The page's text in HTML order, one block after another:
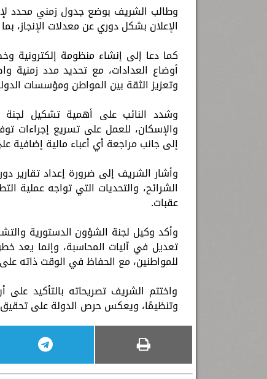
وطالب الشريف بوضع جدول زمني محدد
الإعلان بشكل دوري عن معدلات الإنجاز،
كما دعا إلى إنشاء منظومة
أوضاع العدادات، مع تحديد مدد
وتعزيز الثقة بين المواطن ومؤسسات
وشدد النائب على أهمية تشكيل لجنة
والإسكان، للعمل على تسريع إجراءات
إلى جانب مراجعة أي أعباء مالية إضافية
وأشار الشريف إلى ضرورة إعداد تقارير
الشرائح، والتحديات التي تواجه عملية
عقبات.
وأكد وكيل لجنة الشؤون الدستورية
تعديل في آليات المحاسبة، وإنما يعد
للمواطنين، مع الحفاظ في الوقت ذاته
واختتم الشريف تصريحاته بالتأكيد
وتنظيمًا، ويعكس حرص الدولة على تحقيق